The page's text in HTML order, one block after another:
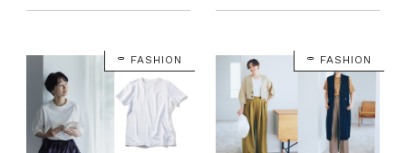
ップ
FASHION FASHION